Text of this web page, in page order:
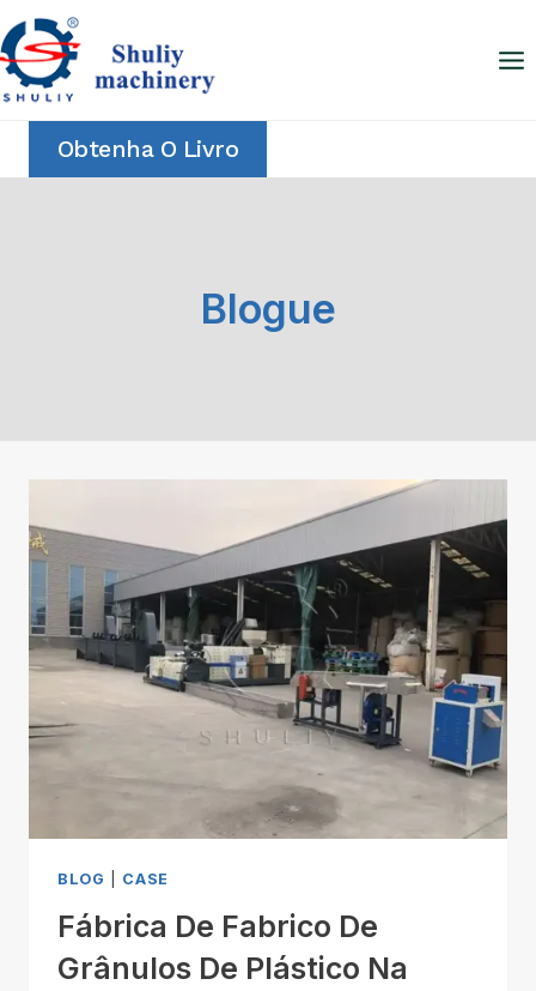
Skip
to
content
Obtenha O Livro
Blogue
BLOG CASE
Fábrica De Fabrico De
Grânulos De Plástico Na